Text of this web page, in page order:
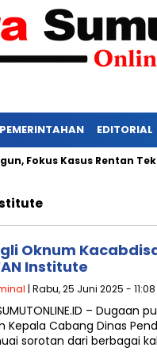
PEMERINTAHAN EDITORIAL
Kasus Rentan Tekanan
Oknum
Institute
| Rabu, 25 Juni 2025 - 11:08
–
Cabang Dinas
sorotan dari berbagai